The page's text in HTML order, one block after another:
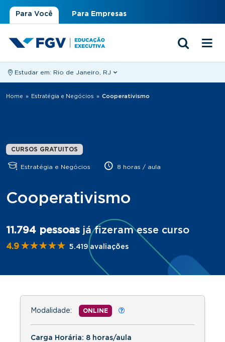
Para Você Para Empresas
Estudar em: Rio de Janeiro, RJ
Você está aqui
Home » Estratégia e Negócios » Cooperativismo
CURSOS GRATUITOS
Estratégia e Negócios 8 horas / aula
Cooperativismo
11.794 pessoas já fizeram esse curso
4.9 ★★★★★
★★★★★ 5.419 avaliações
Modalidade: ONLINE
Carga Horária: 8 horas/aula